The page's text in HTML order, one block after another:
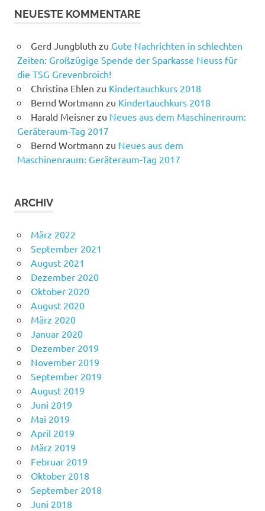
NEUESTE KOMMENTARE
Gerd Jungbluth zu Gute Nachrichten in schlechten
Zeiten: Großzügige Spende der Sparkasse Neuss für
die TSG Grevenbroich!
Christina Ehlen zu Kindertauchkurs 2018
Bernd Wortmann zu Kindertauchkurs 2018
Harald Meisnerzu Neues aus dem Maschinenraum:
Geräteraum-Tag 2017
Bernd Wortmann zu Neues aus dem
Maschinenraum: Geräteraum-Tag 2017
ARCHIV
März 2022
September 2021
August 2021
Dezember 2020
Oktober 2020
August 2020
März 2020
Januar 2020
Dezember 2019
November 2019
September 2019
August 2019
Juni 2019
Mai 2019
April 2019
März 2019
Februar 2019
Oktober 2018
September 2018
Juni 2018